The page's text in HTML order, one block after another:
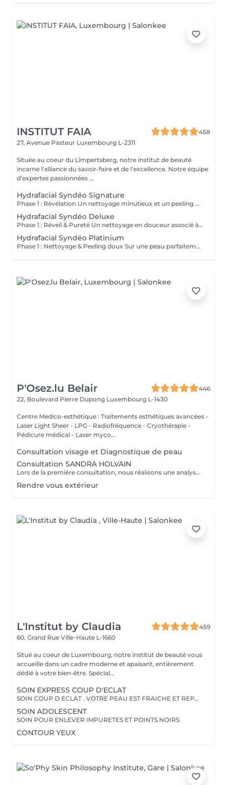
INSTITUT FAIA
458
27, Avenue Pasteur Luxembourg L-2311
Située au coeur du Limpertsberg, notre institut de beauté
incarne l'alliance du savoir-faire et de l'excellence. Notre équipe
d'expertes passionnées ...
Hydrafacial Syndéo Signature
Phase 1 : Révélation Un nettoyage minutieux et un peeling doux libèrent la peau des impuretés, cellules mortes et excès de sébum. La peau respire à nouveau et retrouve sa douceur naturelle. Phase 2 : Purification & Hydratation La technologie brevetée Vortex-Fusion® aspire délicatement les impuretés tout en infusant des actifs hydratants puissants. Les pores sont nettoyés, la peau est fraîche, repulpée et lumineuse. Phase 3 : Régénération & Éclat Des sérums concentrés en antioxydants, peptides et acide hyaluronique réparent, protègent et revitalisent la peau. Le teint s'illumine, la texture s'affine et l'éclat est instantané. Résultat : Une peau nette, hydratée et rayonnante dès la première séance sans irritation, sans temps d'arrêt, simplement sublime.
Hydrafacial Syndéo Deluxe
Phase 1 : Réveil & Pureté Un nettoyage en douceur associé à un peeling délicat réveille l'éclat naturel de la peau, la libérant des impuretés et des cellules ternes. Phase 2 : Extraction & Hydratation La technologie brevetée Vortex-Fusion® purifie les pores tout en infusant des actifs hautement hydratants. La peau est fraîche, lisse et repulpée. Phase 3 : Régénération sur mesure Des sérums concentrés en antioxydants, peptides et acide hyaluronique régénèrent la peau tandis qu'un booster premium et la lumière LED viennent personnaliser le soin selon vos besoins spécifiques. Résultat : Une peau éclatante, détoxifiée et lumineuse dès la première séance, le glow Faia dans toute sa splendeur.
Hydrafacial Syndéo Platinium
Phase 1 : Nettoyage & Peeling doux Sur une peau parfaitement démaquillée, un nettoyage délicat élimine impuretés, excès de sébum et cellules mortes. Un peeling léger à base d'acides salicylique et glycolique désincruste les pores en profondeur et aide à prévenir les imperfections. Phase 2 : Extraction & Hydratation Grâce à la technologie brevetée Vortex-Fusion®, une aspiration douce retire points noirs et comédons tout en infusant des actifs hautement hydratants. La peau est instantanément plus nette, repulpée et éclatante. Phase 3 : Infusion, Protection & Détox Des sérums riches en antioxydants, peptides et acide hyaluronique régénèrent la peau, favorisant détoxification et rajeunissement cellulaire. Un drainage lymphatique complète le soin stimulant ainsi la circulation pour un effet détoxifiant et une peau visiblement revitalisée. Résultat : Une peau fraîche, lumineuse et parfaitement hydratée, sans rougeur, sans temps d'arrêt, simplement éclatante.
P'Osez.lu Belair
446
22, Boulevard Pierre Dupong Luxembourg L-1430
Centre Medico-esthétique : Traitements esthétiques avancées -
Laser Light Sheer - LPG - Radiofréquence - Cryothérapie -
Pédicure médical - Laser myco...
Consultation visage et Diagnostique de peau
Consultation SANDRA HOLVAIN
Lors de la première consultation, nous réalisons une analyse personnalisée de votre peau et de votre routine cosmétique. Nous définissons ensuite un plan de traitement sur mesure, adapté à vos besoins et à vos objectifs.
Rendre vous extérieur
L'Institut by Claudia
459
60, Grand Rue Ville-Haute L-1660
Situé au coeur de Luxembourg, notre institut de beauté vous
accueille dans un cadre moderne et apaisant, entièrement
dédié à votre bien-être. Spécial...
SOIN EXPRESS COUP D'ECLAT
SOIN COUP D ECLAT . VOTRE PEAU EST FRAICHE ET REPOSEE
SOIN ADOLESCENT
SOIN POUR ENLEVER IMPURETES ET POINTS NOIRS
CONTOUR YEUX